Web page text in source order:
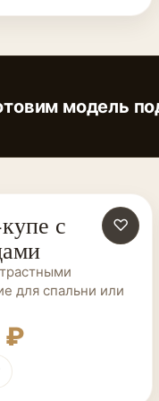
модель
♡
с
для спальни или
₽